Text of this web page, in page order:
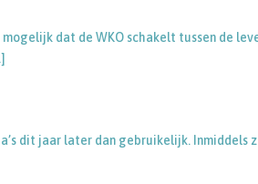
dat de WKO schakelt tussen de
dit jaar later dan gebruikelijk. Inmiddels